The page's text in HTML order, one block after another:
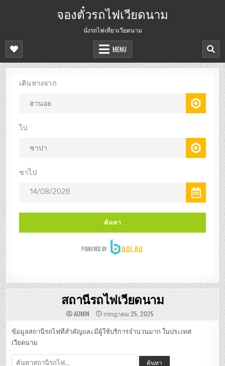
จองตั๋วรถไฟเวียดนาม
นั่งรถไฟเที่ยวเวียดนาม
MENU
สถานีรถไฟเวียดนาม
ADMIN กรกฎาคม 25, 2025
ข้อมูลสถานีรถไฟที่สำคัญและมีผู้ใช้บริการจำนวนมาก ในประเทศ
เวียดนาม
ค้นหา